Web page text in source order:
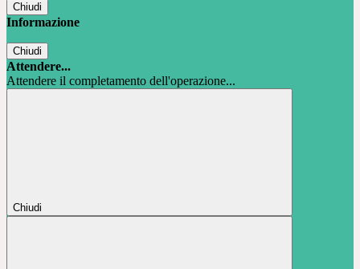
Chiudi
Informazione
Chiudi
Attendere...
Attendere il completamento dell'operazione...
Chiudi